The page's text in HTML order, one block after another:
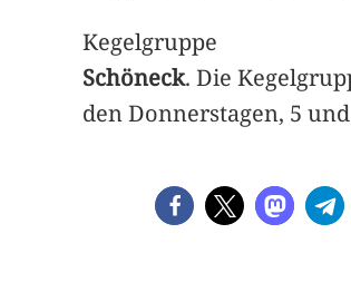
Kegelgruppe
Schöneck. Die
den Donnerstagen, 5